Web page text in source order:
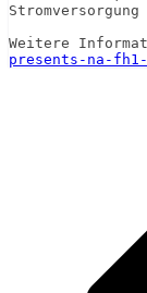
Weitere
presents-na-